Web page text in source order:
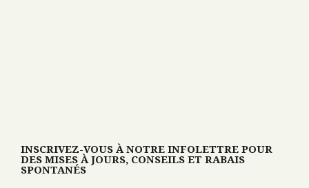
INSCRIVEZ-VOUS À NOTRE INFOLETTRE POUR
DES MISES À JOURS, CONSEILS ET RABAIS
SPONTANÉS